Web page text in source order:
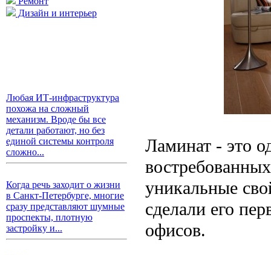
Дизайн и интерьер
Любая ИТ-инфраструктура
похожа на сложный
механизм. Вроде бы все
детали работают, но без
единой системы контроля
сложно...
Когда речь заходит о жизни
в Санкт-Петербурге, многие
сразу представляют шумные
проспекты, плотную
застройку и...
Ламинат - это
уникальные
сделали его
офисов.